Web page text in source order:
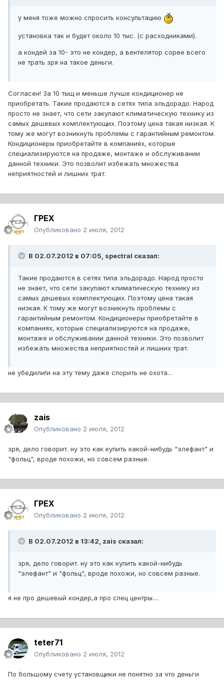
у меня тоже можно спросить консультацию
установка так и будет около 10 тыс. (с расходниками).
а кондей за 10- это не кондер, а вентелятор сорее всего
не трать зря на такое деньги.
Согласен! За 10 тыщ и меньше лучше кондиционер не
приобретать. Такие продаются в сетях типа эльдорадо. Народ
просто не знает, что сети закупают климатическую технику из
самых дешевых комплектующих. Поэтому цена такая низкая. К
тому же могут возникнуть проблемы с гарантийным ремонтом.
Кондиционеры приобретайте в компаниях, которые
специализируются на продаже, монтаже и обслуживании
данной техники. Это позволит избежать множества
неприятностей и лишних трат.
ГРЕХ
Опубликовано 2 июля, 2012
В 02.07.2012 в 07:05, spectral сказал:
Такие продаются в сетях типа эльдорадо. Народ просто
не знает, что сети закупают климатическую технику из
самых дешевых комплектующих. Поэтому цена такая
низкая. К тому же могут возникнуть проблемы с
гарантийным ремонтом. Кондиционеры приобретайте в
компаниях, которые специализируются на продаже,
монтаже и обслуживании данной техники. Это позволит
избежать множества неприятностей и лишних трат.
не убедили!и на эту тему даже спорить не охота...
zais
Опубликовано 2 июля, 2012
зря, дело говорит. ну это как купить какой-нибудь "элефант" и
"фольц", вроде похожи, но совсем разные.
ГРЕХ
Опубликовано 2 июля, 2012
В 02.07.2012 в 13:42, zais сказал:
зря, дело говорит. ну это как купить какой-нибудь
"элефант" и "фольц", вроде похожи, но совсем разные.
я не про дешевый кондер,а про спец центры....
teter71
Опубликовано 2 июля, 2012
По большому счету установщики не понятно за что деньги